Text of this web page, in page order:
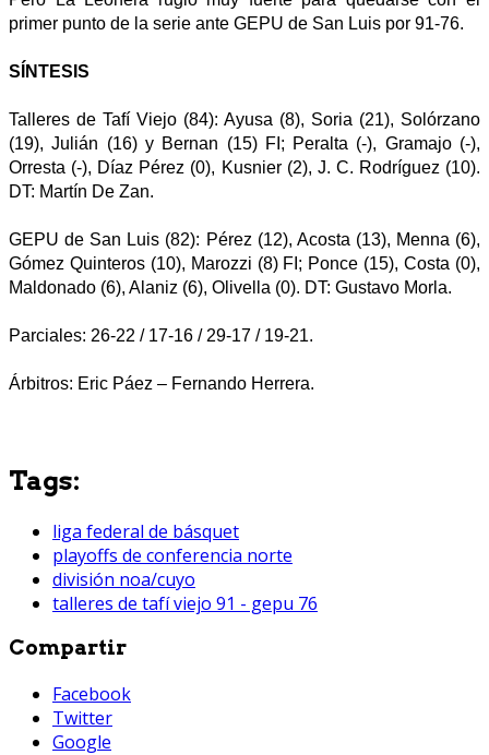
primer punto de la serie ante GEPU de San Luis por 91-76.
SÍNTESIS
Talleres de Tafí Viejo (84): Ayusa (8), Soria (21), Solórzano
(19), Julián (16) y Bernan (15) FI; Peralta (-), Gramajo (-),
Orresta (-), Díaz Pérez (0), Kusnier (2), J. C. Rodríguez (10).
DT: Martín De Zan.
GEPU de San Luis (82): Pérez (12), Acosta (13), Menna (6),
Gómez Quinteros (10), Marozzi (8) FI; Ponce (15), Costa (0),
Maldonado (6), Alaniz (6), Olivella (0). DT: Gustavo Morla.
Parciales: 26-22 / 17-16 / 29-17 / 19-21.
Árbitros: Eric Páez – Fernando Herrera.
Tags:
liga federal de básquet
playoffs de conferencia norte
división noa/cuyo
talleres de tafí viejo 91 - gepu 76
Compartir
Facebook
Twitter
Google